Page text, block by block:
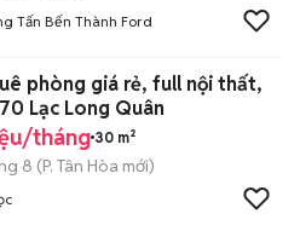
Lê Trọng Tấn Bến Thành Ford
phòng giá rẻ, full nội thất,
Lạc Long Quân
tháng 30 m²
8 (P. Tân Hòa mới)